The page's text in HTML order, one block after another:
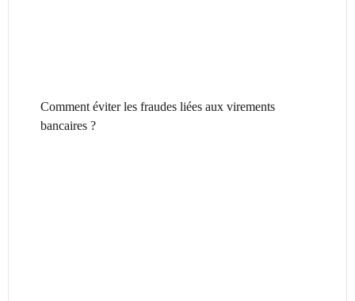
Comment éviter les fraudes liées aux virements
bancaires ?